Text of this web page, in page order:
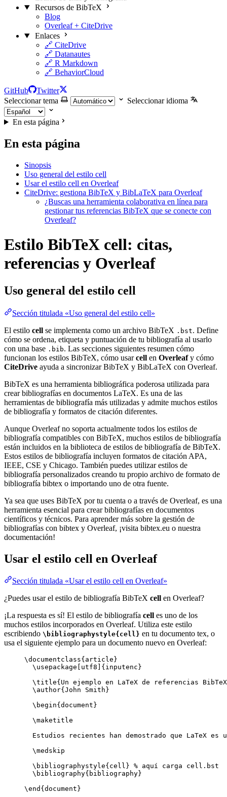
Recursos de BibTeX
Blog
Overleaf + CiteDrive
Enlaces
🔗 CiteDrive
🔗 Datanautes
🔗 R Markdown
🔗 BehaviorCloud
GitHub
Twitter
Seleccionar tema
Seleccionar idioma
En esta página
En esta página
Sinopsis
Uso general del estilo cell
Usar el estilo cell en Overleaf
CiteDrive: gestiona BibTeX y BibLaTeX para Overleaf
¿Buscas una herramienta colaborativa en línea para
gestionar tus referencias BibTeX que se conecte con
Overleaf?
Estilo BibTeX cell: citas,
referencias y Overleaf
Uso general del estilo cell
Sección titulada «Uso general del estilo cell»
El estilo cell se implementa como un archivo BibTeX .bst. Define
cómo se ordena, etiqueta y puntuación de tu bibliografía al usarlo
con una base .bib. Las secciones siguientes resumen cómo
funcionan los estilos BibTeX, cómo usarcell en Overleafy cómo
CiteDrive ayuda a sincronizar BibTeX y BibLaTeX con Overleaf.
BibTeX es una herramienta bibliográfica poderosa utilizada para
crear bibliografías en documentos LaTeX. Es una de las
herramientas de bibliografía más utilizadas y admite muchos estilos
de bibliografía y formatos de citación diferentes.
Aunque Overleaf no soporta actualmente todos los estilos de
bibliografía compatibles con BibTeX, muchos estilos de bibliografía
están incluidos en la biblioteca de estilos de bibliografía de BibTeX.
Estos estilos de bibliografía incluyen formatos de citación APA,
IEEE, CSE y Chicago. También puedes utilizar estilos de
bibliografía personalizados creando tu propio archivo de formato de
bibliografía bibtex o importando uno de otra fuente.
Ya sea que uses BibTeX por tu cuenta o a través de Overleaf, es una
herramienta esencial para crear bibliografías en documentos
científicos y técnicos. Para aprender más sobre la gestión de
bibliografías con bibtex y Overleaf, ¡visita bibtex.eu o nuestra
documentación!
Usar el estilo cell en Overleaf
Sección titulada «Usar el estilo cell en Overleaf»
¿Puedes usar el estilo de bibliografía BibTeX cell en Overleaf?
¡La respuesta es sí! El estilo de bibliografía cell es uno de los
muchos estilos incorporados en Overleaf. Utiliza este estilo
escribiendo \bibliographystyle{cell} en tu documento tex, o
usa el siguiente ejemplo para un documento nuevo en Overleaf:
\documentclass{ article }
\usepackage
utf8 ]{ inputenc }
\title{Un ejemplo en LaTeX de referencias
\author{John Smith}
\begin{ document }
\maketitle
Estudios recientes han demostrado que LaTeX
\medskip
\bibliographystyle{cell} % aquí carga cell.bst
\bibliography{bibliography}
\end { document }